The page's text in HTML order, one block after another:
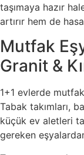
taşımaya hazır
artırır hem de
Mutfak
Granit &
1+1 evlerde mutfak
Tabak takımları,
küçük ev aletleri
gereken